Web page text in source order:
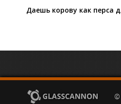
Даешь корову как перса
©